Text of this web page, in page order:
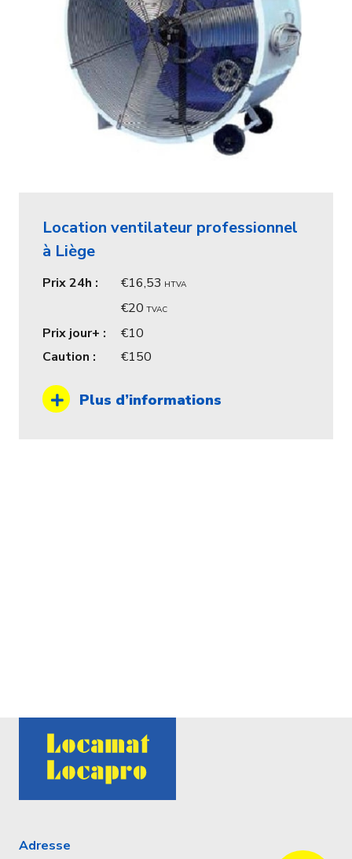
Location ventilateur professionnel
à Liège
Prix 24h : 16,53 HTVA
20 TVAC
Prix jour+ :
10
Caution :
150
Plus d’informations
Adresse